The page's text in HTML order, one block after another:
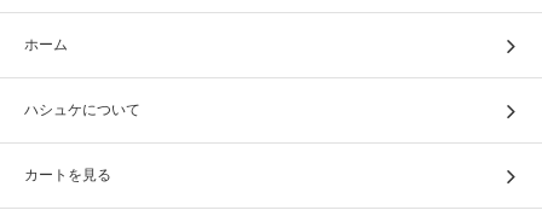
ホーム
ハシュケについて
カートを見る